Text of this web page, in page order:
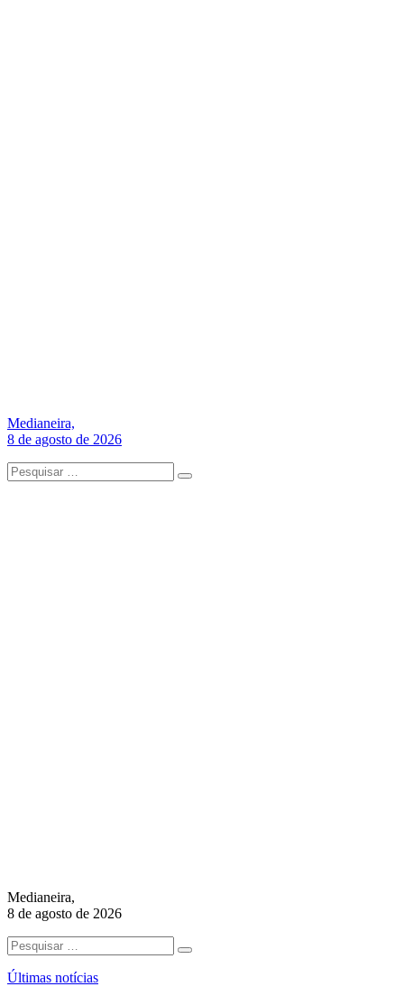
Medianeira,
8 de agosto de 2026
Medianeira,
8 de agosto de 2026
Últimas notícias